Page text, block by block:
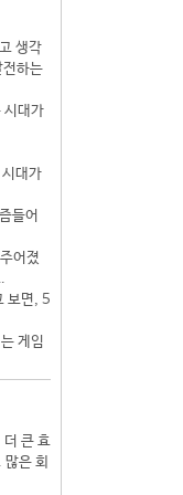
생각
전하는
시대가
대가
들어
어졌
보면, 5
게임
더 큰 효
은 회